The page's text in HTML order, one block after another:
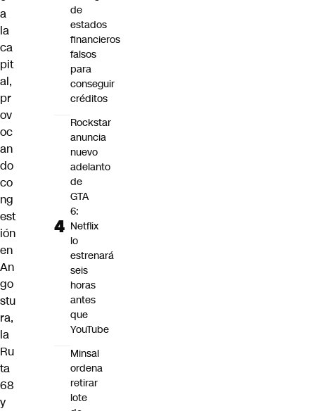
a
la
ca
pit
al,
pr
ov
oc
an
do
co
ng
est
ión
en
An
go
stu
ra,
la
Ru
ta
68
y
de
estados
financieros
falsos
para
conseguir
créditos
Rockstar
anuncia
nuevo
adelanto
de
GTA
6:
Netflix
lo
estrenará
seis
horas
antes
que
YouTube
Minsal
ordena
retirar
lote